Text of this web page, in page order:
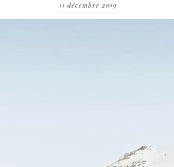
11 décembre 2019